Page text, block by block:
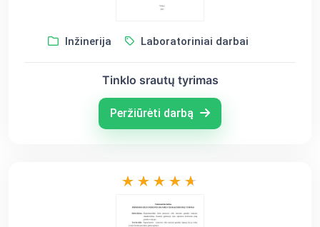
Inžinerija Laboratoriniai darbai
Tinklo srautų tyrimas
Peržiūrėti darbą